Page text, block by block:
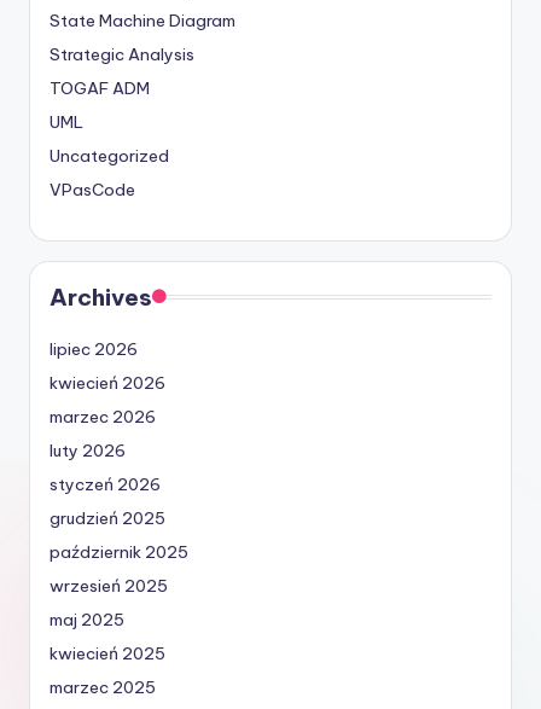
State Machine Diagram
Strategic Analysis
TOGAF ADM
UML
Uncategorized
VPasCode
Archives
lipiec 2026
kwiecień 2026
marzec 2026
luty 2026
styczeń 2026
grudzień 2025
październik 2025
wrzesień 2025
maj 2025
kwiecień 2025
marzec 2025